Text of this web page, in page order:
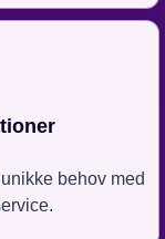
behov med